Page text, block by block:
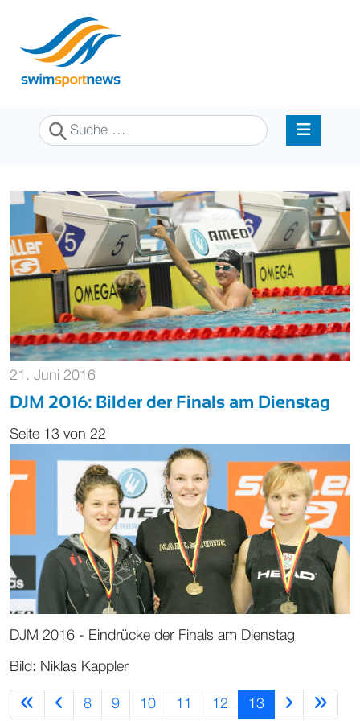
Suchen
21. Juni 2016
DJM 2016: Bilder der Finals am Dienstag
Seite 13 von 22
DJM 2016 - Eindrücke der Finals am Dienstag
Bild: Niklas Kappler
8 9 10 11 12 13